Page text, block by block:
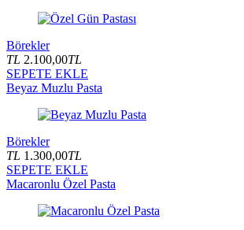
Börekler
TL 2.100,00TL
SEPETE EKLE
Beyaz Muzlu Pasta
Börekler
TL 1.300,00TL
SEPETE EKLE
Macaronlu Özel Pasta